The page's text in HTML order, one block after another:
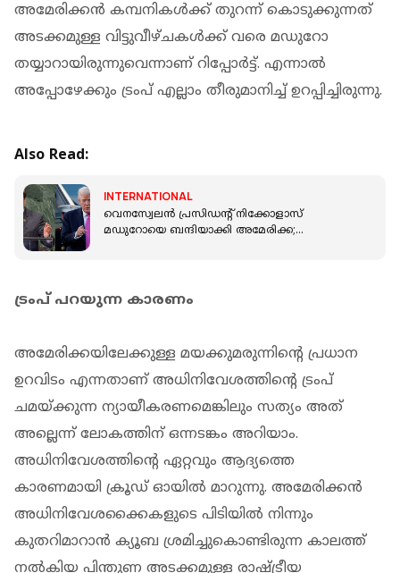
അമേരിക്കന്‍ കമ്പനികള്‍ക്ക് തുറന്ന് കൊടുക്കുന്നത്
അടക്കമുള്ള വിട്ടുവീഴ്ചകള്‍ക്ക് വരെ മഡുറോ
തയ്യാറായിരുന്നുവെന്നാണ് റിപ്പോർട്ട്. എന്നാല്‍
അപ്പോഴേക്കും ട്രംപ് എല്ലാം തീരുമാനിച്ച് ഉറപ്പിച്ചിരുന്നു.
Also Read:
INTERNATIONAL
വെനസ്വേലന്‍ പ്രസിഡന്റ് നിക്കോളാസ്
മഡുറോയെ ബന്ദിയാക്കി അമേരിക്ക;
ട്രംപ് പറയുന്ന കാരണം
അമേരിക്കയിലേക്കുള്ള മയക്കുമരുന്നിന്‍റെ പ്രധാന
ഉറവിടം എന്നതാണ് അധിനിവേശത്തിന്‍റെ ട്രംപ്
ചമയ്ക്കുന്ന ന്യായീകരണമെങ്കിലും സത്യം അത്
അല്ലെന്ന് ലോകത്തിന് ഒന്നടങ്കം അറിയാം.
അധിനിവേശത്തിന്‍റെ ഏറ്റവും ആദ്യത്തെ
കാരണമായി ക്രൂഡ് ഓയില്‍ മാറുന്നു. അമേരിക്കന്‍
അധിനിവേശക്കൈകളുടെ പിടിയില്‍ നിന്നും
കുതറിമാറാന്‍ ക്യൂബ ശ്രമിച്ചുകൊണ്ടിരുന്ന കാലത്ത്
നല്‍കിയ പിന്തുണ അടക്കമുള്ള രാഷ്ട്രീയ